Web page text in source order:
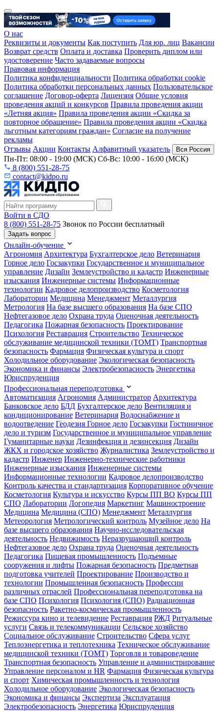
О нас
Реквизиты и документы Как поступить Для юр. лиц Вакансии
Возврат средств Оплата и доставка Проверить диплом или
удостоверение Часто задаваемые вопросы
Правовая информация
Политика конфиденциальности Политика обработки cookie
Политика обработки персональных данных Пользовательское
соглашение Договор-оферта Лицензия Общие условия
проведения акций и конкурсов Правила проведения акции
«Летняя акция» Правила проведения акции «Скидка за
повторное обращение» Правила проведения акции «Скидка
льготным категориям граждан» Согласие на получение
рекламы
Отзывы Акции Контакты Алфавитный указатель Вся Россия
Пн-Пт: 08:00 - 19:00 (МСК) Сб-Вс: 10:00 - 16:00 (МСК)
8 (800) 551-28-75
contact@kidpo.ru
Войти в СДО
8 (800) 551-28-75 Звонок по России бесплатный
Задать вопрос
Онлайн-обучение
Агрономия Архитектура Бухгалтерское дело Ветеринария
Горное дело Госзакупки Государственное и муниципальное
управление Дизайн Землеустройство и кадастр Инженерные
изыскания Инженерные системы Информационные
технологии Кадровое делопроизводство Косметология
Лаборатории Медицина Менеджмент Металлургия
Метрология На базе высшего образования На базе СПО
Нефтегазовое дело Охрана труда Оценочная деятельность
Педагогика Пожарная безопасность Проектирование
Психология Реставрация Строительство Техническое
обслуживание медицинской техники (ТОМТ) Транспортная
безопасность Фармация Физическая культура и спорт
Холодильное оборудование Экологическая безопасность
Экономика и финансы Электробезопасность Энергетика
Юриспруденция
Профессиональная переподготовка
Автоматизация Агрономия Администратор Архитектура
Банковское дело БДД Бухгалтерское дело Вентиляция и
кондиционирование Ветеринария Водоснабжение и
водоотведение Геодезия Горное дело Госзакупки Гостиничное
дело и туризм Государственное и муниципальное управление
Гуманитарные науки Дезинфекция и дезинсекция Дизайн
ЖКХ и городское хозяйство Журналистика Землеустройство и
кадастр Инженер Инженерно-технические работники
Инженерные изыскания Инженерные системы
Информационные технологии Кадровое делопроизводство
Контроль качества и стандартизация Корпоративное обучение
Косметология Культура и искусство Курсы ПП ВО Курсы ПП
СПО Лаборатории Логопедия Маркетинг Машиностроение
Медицина Медицина (СПО) Менеджмент Металлургия
Метеорология Метрологический контроль Музейное дело На
базе высшего образования Научно-исследовательская
деятельность Недвижимость Неразрушающий контроль
Нефтегазовое дело Охрана труда Оценочная деятельность
Педагогика Пищевая промышленность Подъемные
сооружения и лифты Пожарная безопасность Предметная
подготовка учителей Проектирование Производство и
технологии Промышленная безопасность Профессии
различных отраслей Профессиональная переподготовка на
базе СПО Психология Психология (СПО) Радиационная
безопасность Ракетно-космическая промышленность
Режиссура кино и телевидение Реставрация РЖД Ритуальные
услуги Связь и телекоммуникации Сельское хозяйство
Социальное обслуживание Строительство Сфера услуг
Теплоэнергетика и теплотехника Техническое обслуживание
медицинской техники (ТОМТ) Торговля и товароведение
Транспортная безопасность Управление и администрирование
Управление персоналом и HR Фармация Физическая культура
и спорт Химическая промышленность и технология
Холодильное оборудование Экологическая безопасность
Экономика и финансы Экспертиза Эксплуатация
Электробезопасность Энергетика Юриспруденция